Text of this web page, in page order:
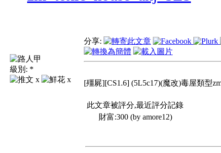
級別: *
x
x
分享:
[殭屍][CS1.6] (5L5c17)(魔改)毒屋類型
此文章被評分,最近評分記錄
財富:300 (by amore12)